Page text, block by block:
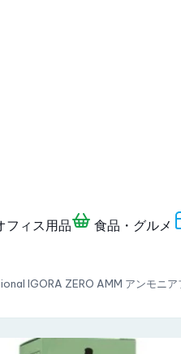
フィス用品 食品・グルメ
IGORA ZERO AMM アンモニ